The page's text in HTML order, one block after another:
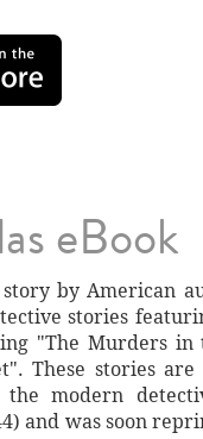
eBook
by American
stories
"The Murders in
These stories
modern
and was soon